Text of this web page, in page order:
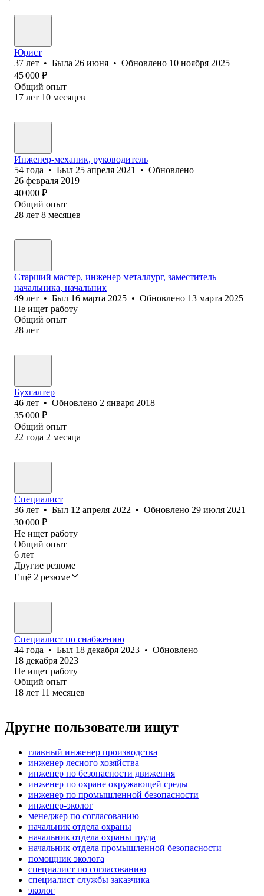
Юрист
37 лет • Была 26 июня • Обновлено 10 ноября 2025
45 000 ₽
Общий опыт
17 лет 10 месяцев
Инженер-механик, руководитель
54 года • Был 25 апреля 2021 • Обновлено
26 февраля 2019
40 000 ₽
Общий опыт
28 лет 8 месяцев
Старший мастер, инженер металлург, заместитель
начальника, начальник
49 лет • Был 16 марта 2025 • Обновлено 13 марта 2025
Не ищет работу
Общий опыт
28 лет
Бухгалтер
46 лет • Обновлено 2 января 2018
35 000 ₽
Общий опыт
22 года 2 месяца
Специалист
36 лет • Был 12 апреля 2022 • Обновлено 29 июля 2021
30 000 ₽
Не ищет работу
Общий опыт
6 лет
Другие резюме
Ещё 2 резюме
Специалист по снабжению
44 года • Был 18 декабря 2023 • Обновлено
18 декабря 2023
Не ищет работу
Общий опыт
18 лет 11 месяцев
Другие пользователи ищут
главный инженер производства
инженер лесного хозяйства
инженер по безопасности движения
инженер по охране окружающей среды
инженер по промышленной безопасности
инженер-эколог
менеджер по согласованию
начальник отдела охраны
начальник отдела охраны труда
начальник отдела промышленной безопасности
помощник эколога
специалист по согласованию
специалист службы заказчика
эколог